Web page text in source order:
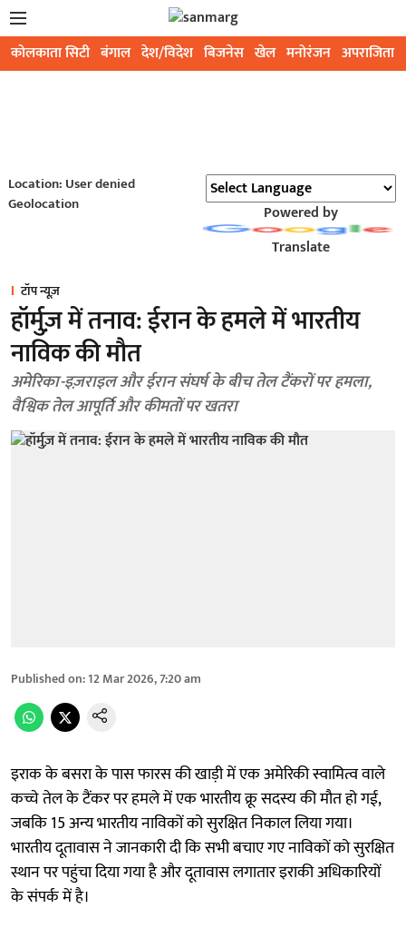
कोलकाता सिटी बंगाल देश/विदेश बिजनेस खेल मनोरंजन अपराजिता
Location: User denied
Geolocation
Powered by
Translate
टॉप न्यूज़
हॉर्मुज़ में तनाव: ईरान के हमले में भारतीय
नाविक की मौत
अमेरिका-इज़राइल और ईरान संघर्ष के बीच तेल टैंकरों पर हमला,
वैश्विक तेल आपूर्ति और कीमतों पर खतरा
Published on:12 Mar 2026, 7:20 am
इराक के बसरा के पास फारस की खाड़ी में एक अमेरिकी स्वामित्व वाले
कच्चे तेल के टैंकर पर हमले में एक भारतीय क्रू सदस्य की मौत हो गई,
जबकि 15 अन्य भारतीय नाविकों को सुरक्षित निकाल लिया गया।
भारतीय दूतावास ने जानकारी दी कि सभी बचाए गए नाविकों को सुरक्षित
स्थान पर पहुंचा दिया गया है और दूतावास लगातार इराकी अधिकारियों
के संपर्क में है।